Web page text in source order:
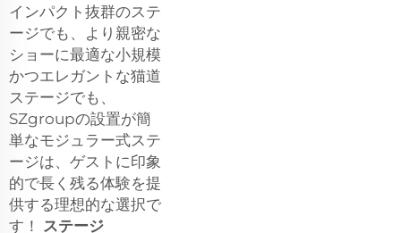
インパクト抜群のステ
ージでも、より親密な
ショーに最適な小規模
かつエレガントな猫道
ステージでも、
SZgroupの設置が簡
単なモジュラー式ステ
ージは、ゲストに印象
的で長く残る体験を提
供する理想的な選択で
す！ ステージ